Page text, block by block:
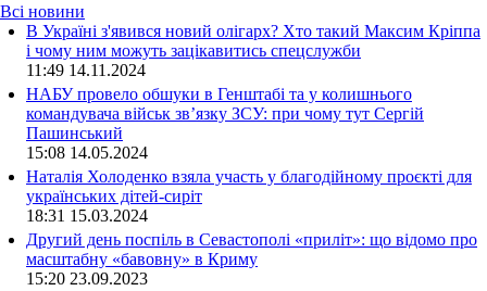
Всі новини
В Україні з'явився новий олігарх? Хто такий Максим Кріппа
і чому ним можуть зацікавитись спецслужби
11:49 14.11.2024
НАБУ провело обшуки в Генштабі та у колишнього
командувача військ зв’язку ЗСУ: при чому тут Сергій
Пашинський
15:08 14.05.2024
Наталія Холоденко взяла участь у благодійному проєкті для
українських дітей-сиріт
18:31 15.03.2024
Другий день поспіль в Севастополі «приліт»: що відомо про
масштабну «бавовну» в Криму
15:20 23.09.2023